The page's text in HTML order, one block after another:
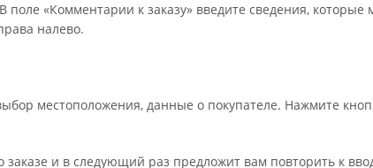
«Комментарии к заказу» введите сведения, которые
налево.
местоположения, данные о покупателе. Нажмите
и в следующий раз предложит вам повторить к